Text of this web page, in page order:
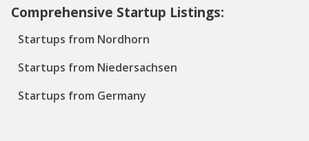
Comprehensive Startup Listings:
Startups from Nordhorn
Startups from Niedersachsen
Startups from Germany